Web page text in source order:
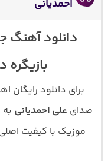
احمدیانی
دانلود آهنگ
برای دانلود رایگان
صدای علی احمدیانی
موزیک با کیفیت اصلی 320 و 128